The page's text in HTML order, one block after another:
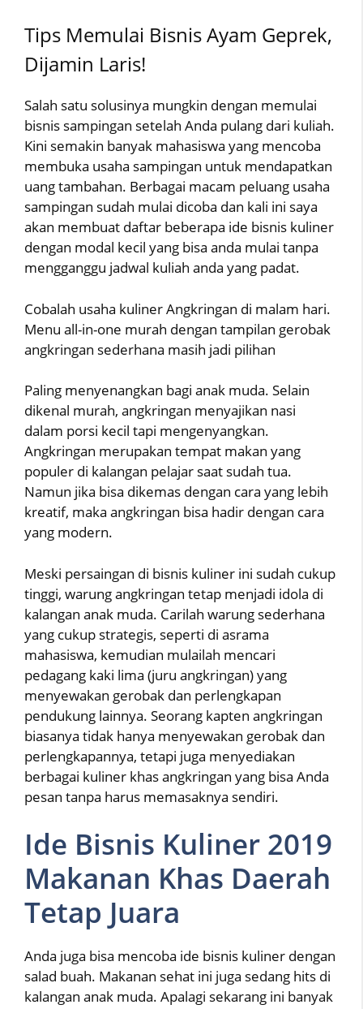
Tips Memulai Bisnis Ayam Geprek,
Dijamin Laris!
Salah satu solusinya mungkin dengan memulai
bisnis sampingan setelah Anda pulang dari kuliah.
Kini semakin banyak mahasiswa yang mencoba
membuka usaha sampingan untuk mendapatkan
uang tambahan. Berbagai macam peluang usaha
sampingan sudah mulai dicoba dan kali ini saya
akan membuat daftar beberapa ide bisnis kuliner
dengan modal kecil yang bisa anda mulai tanpa
mengganggu jadwal kuliah anda yang padat.
Cobalah usaha kuliner Angkringan di malam hari.
Menu all-in-one murah dengan tampilan gerobak
angkringan sederhana masih jadi pilihan
Paling menyenangkan bagi anak muda. Selain
dikenal murah, angkringan menyajikan nasi
dalam porsi kecil tapi mengenyangkan.
Angkringan merupakan tempat makan yang
populer di kalangan pelajar saat sudah tua.
Namun jika bisa dikemas dengan cara yang lebih
kreatif, maka angkringan bisa hadir dengan cara
yang modern.
Meski persaingan di bisnis kuliner ini sudah cukup
tinggi, warung angkringan tetap menjadi idola di
kalangan anak muda. Carilah warung sederhana
yang cukup strategis, seperti di asrama
mahasiswa, kemudian mulailah mencari
pedagang kaki lima (juru angkringan) yang
menyewakan gerobak dan perlengkapan
pendukung lainnya. Seorang kapten angkringan
biasanya tidak hanya menyewakan gerobak dan
perlengkapannya, tetapi juga menyediakan
berbagai kuliner khas angkringan yang bisa Anda
pesan tanpa harus memasaknya sendiri.
Ide Bisnis Kuliner 2019
Makanan Khas Daerah
Tetap Juara
Anda juga bisa mencoba ide bisnis kuliner dengan
salad buah. Makanan sehat ini juga sedang hits di
kalangan anak muda. Apalagi sekarang ini banyak